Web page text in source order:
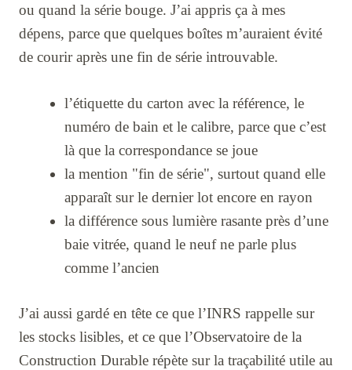
ou quand la série bouge. J’ai appris ça à mes
dépens, parce que quelques boîtes m’auraient évité
de courir après une fin de série introuvable.
l’étiquette du carton avec la référence, le
numéro de bain et le calibre, parce que c’est
là que la correspondance se joue
la mention "fin de série", surtout quand elle
apparaît sur le dernier lot encore en rayon
la différence sous lumière rasante près d’une
baie vitrée, quand le neuf ne parle plus
comme l’ancien
J’ai aussi gardé en tête ce que l’INRS rappelle sur
les stocks lisibles, et ce que l’Observatoire de la
Construction Durable répète sur la traçabilité utile au